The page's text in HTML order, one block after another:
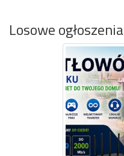
Losowe ogłoszenia